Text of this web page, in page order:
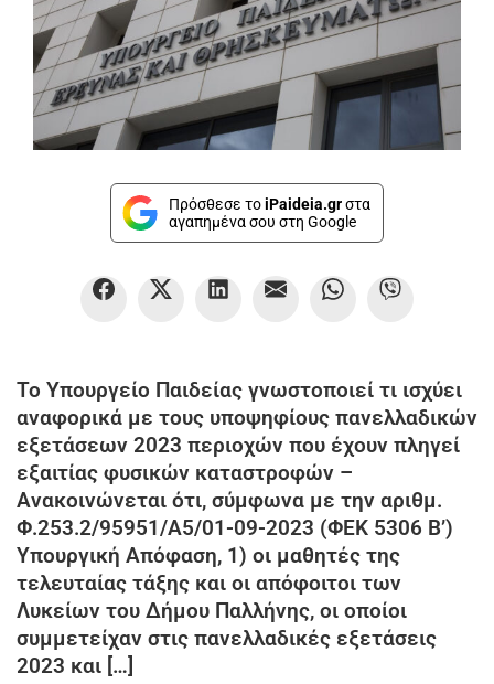
Πρόσθεσε τοiPaideia.grστα
αγαπημένα σου στη Google
Το Υπουργείο Παιδείας γνωστοποιεί τι ισχύει
αναφορικά με τους υποψηφίους πανελλαδικών
εξετάσεων 2023 περιοχών που έχουν πληγεί
εξαιτίας φυσικών καταστροφών –
Ανακοινώνεται ότι, σύμφωνα με την αριθμ.
Φ.253.2/95951/A5/01-09-2023 (ΦΕΚ 5306 Β’)
Υπουργική Απόφαση, 1) οι μαθητές της
τελευταίας τάξης και οι απόφοιτοι των
Λυκείων του Δήμου Παλλήνης, οι οποίοι
συμμετείχαν στις πανελλαδικές εξετάσεις
2023 και […]